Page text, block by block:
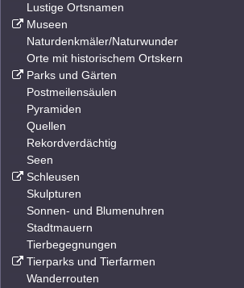
Lustige Ortsnamen
Museen
Naturdenkmäler/Naturwunder
Orte mit historischem Ortskern
Parks und Gärten
Postmeilensäulen
Pyramiden
Quellen
Rekordverdächtig
Seen
Schleusen
Skulpturen
Sonnen- und Blumenuhren
Stadtmauern
Tierbegegnungen
Tierparks und Tierfarmen
Wanderrouten